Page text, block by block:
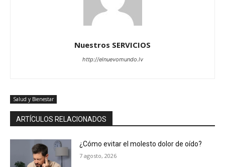
Nuestros SERVICIOS
http://elnuevomundo.lv
Salud y Bienestar
ARTÍCULOS RELACIONADOS
¿Cómo evitar el molesto dolor de oído?
7 agosto, 2026